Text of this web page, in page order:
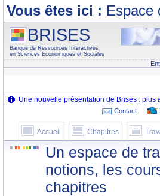
Vous êtes ici : Espace
BRISES
Banque de Ressources Interactives
en Sciences Economiques et Sociales
Contact
Accueil Chapitres
Un espace de
notions, les
chapitres